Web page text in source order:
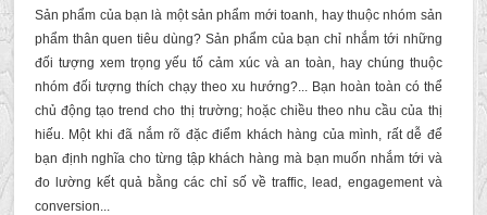
Sản phẩm của bạn là một sản phẩm mới toanh, hay thuộc nhóm sản
phẩm thân quen tiêu dùng? Sản phẩm của bạn chỉ nhắm tới những
đối tượng xem trọng yếu tố cảm xúc và an toàn, hay chúng thuộc
nhóm đối tượng thích chạy theo xu hướng?... Bạn hoàn toàn có thể
chủ động tạo trend cho thị trường; hoặc chiều theo nhu cầu của thị
hiếu. Một khi đã nắm rõ đặc điểm khách hàng của mình, rất dễ để
bạn định nghĩa cho từng tập khách hàng mà bạn muốn nhắm tới và
đo lường kết quả bằng các chỉ số về traffic, lead, engagement và
conversion...